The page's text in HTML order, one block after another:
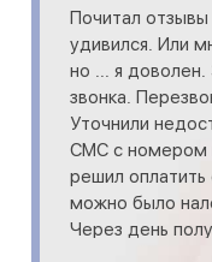
Почитал отзывы
удивился. Или
но ... я доволен.
звонка.
Уточнили
СМС с номером
решил
можно было
Через день